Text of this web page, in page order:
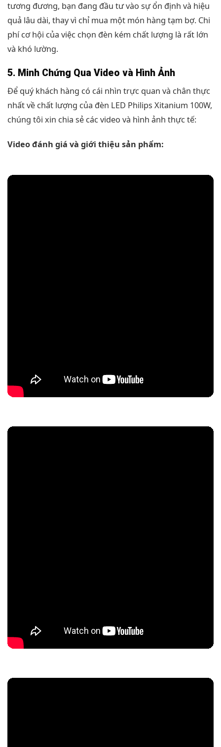
tương đương, bạn đang đầu tư vào sự ổn định và hiệu
quả lâu dài, thay vì chỉ mua một món hàng tạm bợ. Chi
phí cơ hội của việc chọn đèn kém chất lượng là rất lớn
và khó lường.
5. Minh Chứng Qua Video và Hình Ảnh
Để quý khách hàng có cái nhìn trực quan và chân thực
nhất về chất lượng của đèn LED Philips Xitanium 100W,
chúng tôi xin chia sẻ các video và hình ảnh thực tế:
Video đánh giá và giới thiệu sản phẩm: